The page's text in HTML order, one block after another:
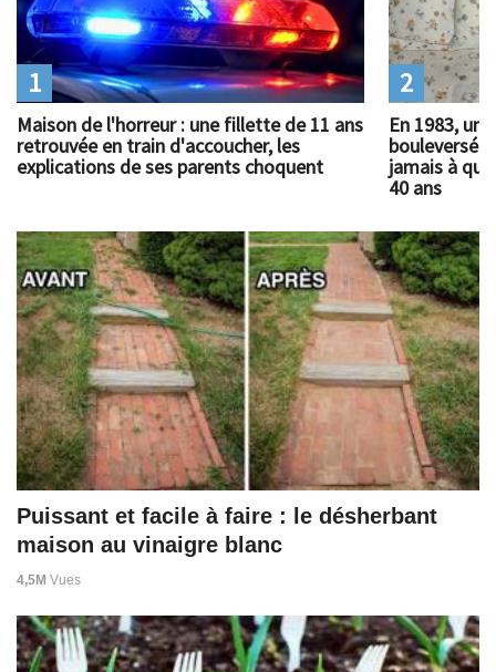
Maison de l'horreur : une fillette de 11 ans
retrouvée en train d'accoucher, les
explications de ses parents choquent
1
En 1983, un
bouleversé
jamais à
40 ans
2
Puissant et facile à faire : le désherbant
maison au vinaigre blanc
4,5M Vues